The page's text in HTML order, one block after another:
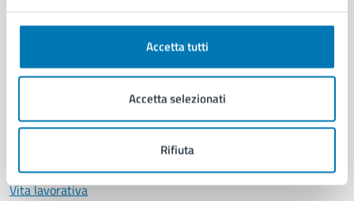
Accetta tutti
Accetta selezionati
Rifiuta
Documenti e certificati
Educazione e formazione
Giustizia e sicurezza pubblica
Imprese e commercio
Salute, benessere e assistenza
Servizi Cimiteriali
Vita lavorativa